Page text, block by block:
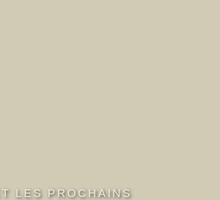
LES PROCHAINS